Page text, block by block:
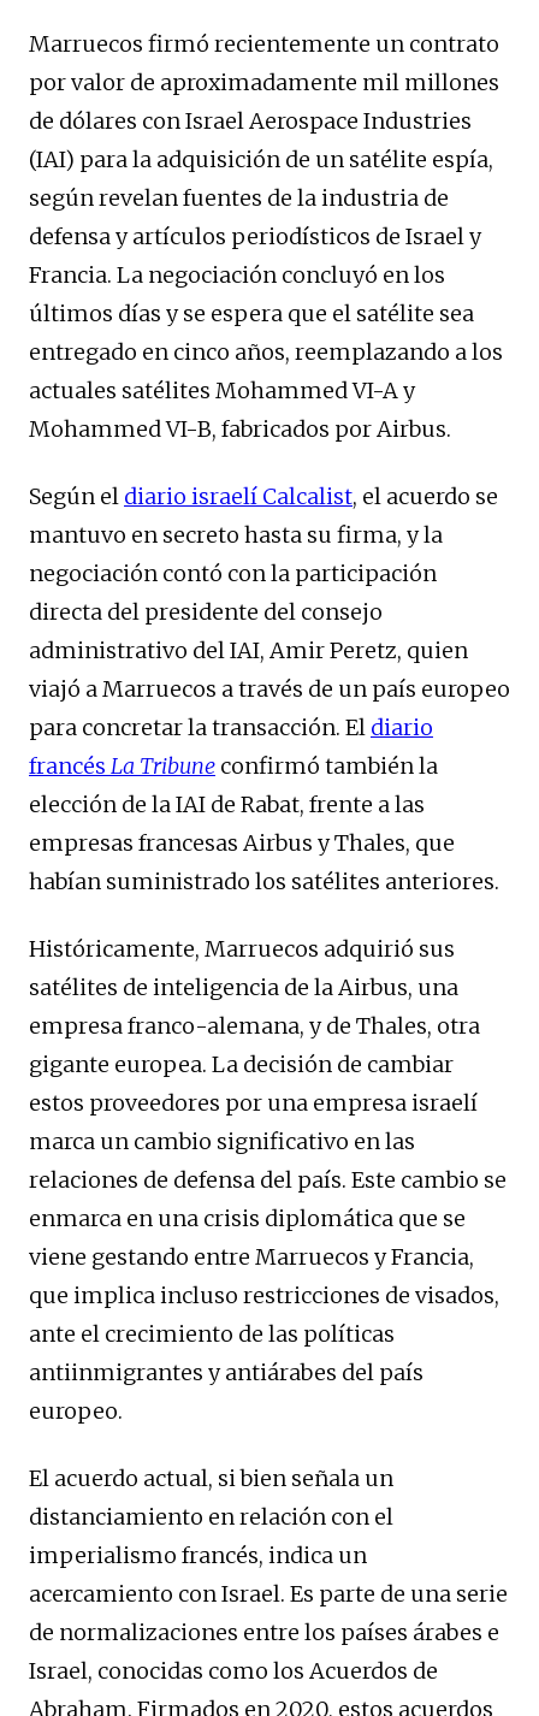
Marruecos firmó recientemente un contrato
por valor de aproximadamente mil millones
de dólares con Israel Aerospace Industries
(IAI) para la adquisición de un satélite espía,
según revelan fuentes de la industria de
defensa y artículos periodísticos de Israel y
Francia. La negociación concluyó en los
últimos días y se espera que el satélite sea
entregado en cinco años, reemplazando a los
actuales satélites Mohammed VI-A y
Mohammed VI-B, fabricados por Airbus.
Según el diario israelí Calcalist, el acuerdo se
mantuvo en secreto hasta su firma, y ​​la
negociación contó con la participación
directa del presidente del consejo
administrativo del IAI, Amir Peretz, quien
viajó a Marruecos a través de un país europeo
para concretar la transacción. El diario
francés La Tribune confirmó también la
elección de la IAI de Rabat, frente a las
empresas francesas Airbus y Thales, que
habían suministrado los satélites anteriores.
Históricamente, Marruecos adquirió sus
satélites de inteligencia de la Airbus, una
empresa franco-alemana, y de Thales, otra
gigante europea. La decisión de cambiar
estos proveedores por una empresa israelí
marca un cambio significativo en las
relaciones de defensa del país. Este cambio se
enmarca en una crisis diplomática que se
viene gestando entre Marruecos y Francia,
que implica incluso restricciones de visados,
ante el crecimiento de las políticas
antiinmigrantes y antiárabes del país
europeo.
El acuerdo actual, si bien señala un
distanciamiento en relación con el
imperialismo francés, indica un
acercamiento con Israel. Es parte de una serie
de normalizaciones entre los países árabes e
Israel, conocidas como los Acuerdos de
Abraham. Firmados en 2020, estos acuerdos